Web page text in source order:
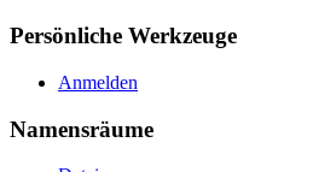
Persönliche Werkzeuge
Anmelden
Namensräume